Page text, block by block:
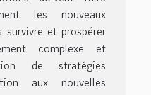
les nouveaux
survivre et prospérer
complexe et
de stratégies
aux nouvelles